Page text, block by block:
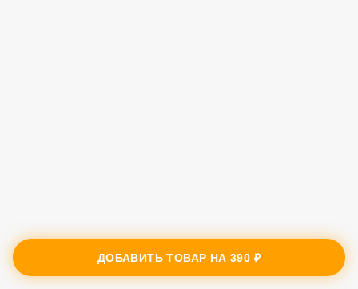
ДОБАВИТЬ ТОВАР НА390 ₽